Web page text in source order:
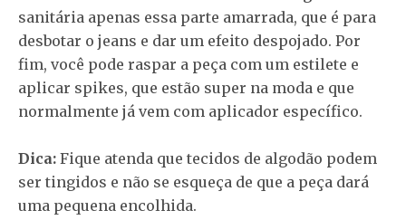
sanitária apenas essa parte amarrada, que é para
desbotar o jeans e dar um efeito despojado. Por
fim, você pode raspar a peça com um estilete e
aplicar spikes, que estão super na moda e que
normalmente já vem com aplicador específico.
Dica: Fique atenda que tecidos de algodão podem
ser tingidos e não se esqueça de que a peça dará
uma pequena encolhida.